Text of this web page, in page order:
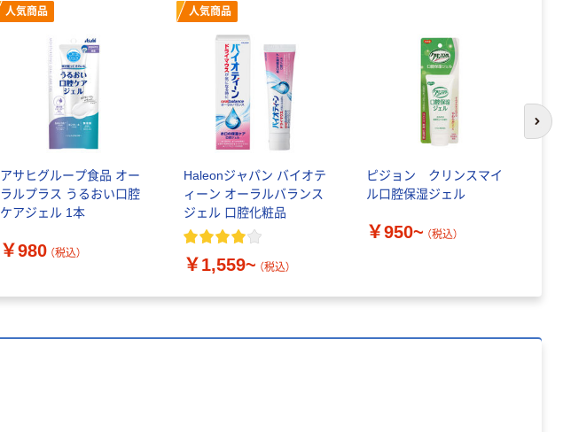
人気商品
アサヒグループ食品 オー
ラルプラス うるおい口腔
ケアジェル 1本
￥980 （税込）
人気商品
Haleonジャパン バイオテ
ィーン オーラルバランス
ジェル 口腔化粧品
￥1,559~ （税込）
ピジョン クリンスマイ
ル口腔保湿ジェル
￥950~ （税込）
次
instax mini13
￥12,100~
（税込）
本気プライス
大塚製薬工場
エスワン（OS-1）
￥159~
共同企画 トイ
レクリーナー
トイレシート
オリジナル
￥330~ （税込）
本気プライス
アスクル フラッ
トファイル エコ
A4タテ(コクヨ
製造）
￥115~ （税込）